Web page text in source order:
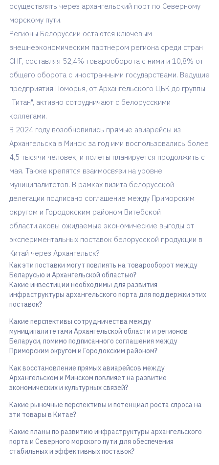
осуществлять через архангельский порт по Северному
морскому пути.
Регионы Белоруссии остаются ключевым
внешнеэкономическим партнером региона среди стран
СНГ, составляя 52,4% товарооборота с ними и 10,8% от
общего оборота с иностранными государствами. Ведущие
предприятия Поморья, от Архангельского ЦБК до группы
"Титан", активно сотрудничают с белорусскими
коллегами.
В 2024 году возобновились прямые авиарейсы из
Архангельска в Минск: за год ими воспользовались более
4,5 тысячи человек, и полеты планируется продолжить с
мая. Также крепятся взаимосвязи на уровне
муниципалитетов. В рамках визита белорусской
делегации подписано соглашение между Приморским
округом и Городокским районом Витебской
области.аковы ожидаемые экономические выгоды от
экспериментальных поставок белорусской продукции в
Китай через Архангельск?
Как эти поставки могут повлиять на товарооборот между
Беларусью и Архангельской областью?
Какие инвестиции необходимы для развития
инфраструктуры архангельского порта для поддержки этих
поставок?
Какие перспективы сотрудничества между
муниципалитетами Архангельской области и регионов
Беларуси, помимо подписанного соглашения между
Приморским округом и Городокским районом?
Как восстановление прямых авиарейсов между
Архангельском и Минском повлияет на развитие
экономических и культурных связей?
Какие рыночные перспективы и потенциал роста спроса на
эти товары в Китае?
Какие планы по развитию инфраструктуры архангельского
порта и Северного морского пути для обеспечения
стабильных и эффективных поставок?